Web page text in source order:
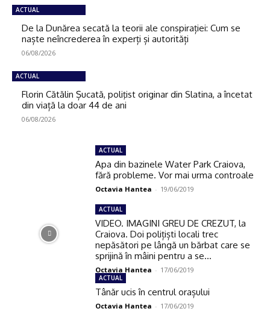
ACTUAL
De la Dunărea secată la teorii ale conspirației: Cum se
naște neîncrederea în experți și autorități
06/08/2026
ACTUAL
Florin Cătălin Șucată, poliţist originar din Slatina, a încetat
din viață la doar 44 de ani
06/08/2026
ACTUAL
Apa din bazinele Water Park Craiova,
fără probleme. Vor mai urma controale
Octavia Hantea - 19/06/2019
ACTUAL
VIDEO. IMAGINI GREU DE CREZUT, la
Craiova. Doi polițiști locali trec
nepăsători pe lângă un bărbat care se
sprijină în mâini pentru a se...
Octavia Hantea - 17/06/2019
ACTUAL
Tânăr ucis în centrul orașului
Octavia Hantea - 17/06/2019